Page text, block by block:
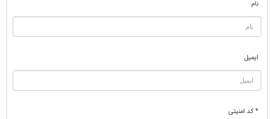
نام
ایمیل
* کد امنیتی